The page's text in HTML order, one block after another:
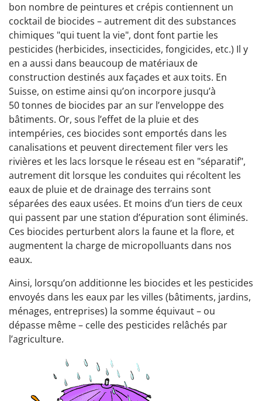
bon nombre de peintures et crépis contiennent un
cocktail de biocides – autrement dit des substances
chimiques "qui tuent la vie", dont font partie les
pesticides (herbicides, insecticides, fongicides, etc.) Il y
en a aussi dans beaucoup de matériaux de
construction destinés aux façades et aux toits. En
Suisse, on estime ainsi qu’on incorpore jusqu’à
50 tonnes de biocides par an sur l’enveloppe des
bâtiments. Or, sous l’effet de la pluie et des
intempéries, ces biocides sont emportés dans les
canalisations et peuvent directement filer vers les
rivières et les lacs lorsque le réseau est en "séparatif",
autrement dit lorsque les conduites qui récoltent les
eaux de pluie et de drainage des terrains sont
séparées des eaux usées. Et moins d’un tiers de ceux
qui passent par une station d’épuration sont éliminés.
Ces biocides perturbent alors la faune et la flore, et
augmentent la charge de micropolluants dans nos
eaux.
Ainsi, lorsqu’on additionne les biocides et les pesticides
envoyés dans les eaux par les villes (bâtiments, jardins,
ménages, entreprises) la somme équivaut – ou
dépasse même – celle des pesticides relâchés par
l’agriculture.